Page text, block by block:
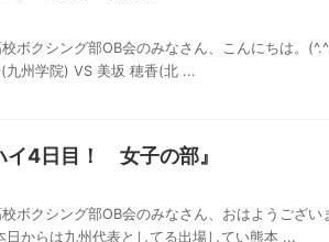
校ボクシング部OB会のみなさん、こんにち
九州学院) VS 美坂 穂香(北 ...
イ4日目！ 女子の部』
ボクシング部OB会のみなさん、おはようござ
日からは九州代表としてる出場してい熊本 ...